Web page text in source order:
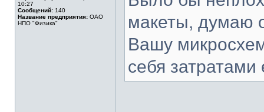
10:27
Сообщений: 140
Название предприятия: ОАО
НПО "Физика"
макеты, думаю
Вашу
себя